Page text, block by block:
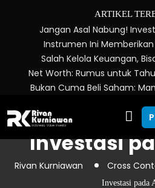
ARTIKEL
Jangan Asal Nabung!
Instrumen Ini
Salah Kelola Keuangan,
Net Worth: Rumus untuk
Bukan Cuma Beli Saham:
Cara
Investasi
Rivan Kurniawan Cross
Investasi pada